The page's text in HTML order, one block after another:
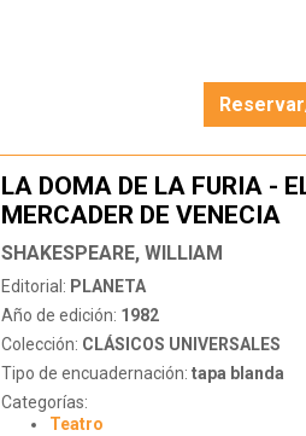
LA DOMA DE LA FURIA -
MERCADER DE VENECIA
SHAKESPEARE, WILLIAM
Editorial: PLANETA
Año de edición: 1982
Colección: CLÁSICOS UNIVERSALES
Tipo de encuadernación: tapa blanda
Categorías:
Teatro